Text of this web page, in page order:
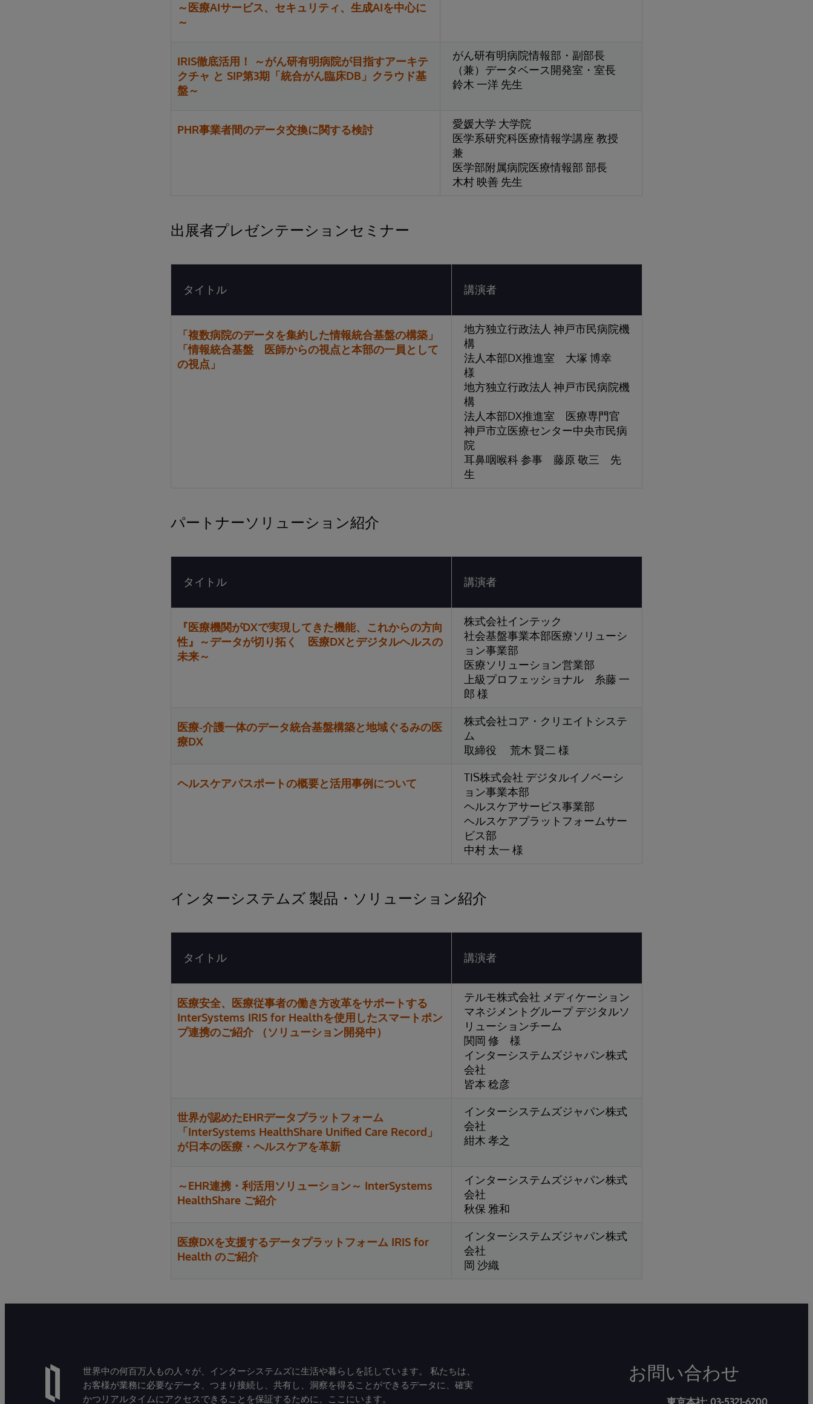
～医療AIサービス、セキュリティ、生成AIを中心に
～
IRIS徹底活用！ ～がん研有明病院が目指すアーキテ
クチャ と SIP第3期「統合がん臨床DB」クラウド基
盤～
がん研有明病院情報部・副部長
（兼）データベース開発室・室長
鈴木 一洋 先生
PHR事業者間のデータ交換に関する検討
愛媛大学 大学院
医学系研究科医療情報学講座 教授
兼
医学部附属病院医療情報部 部長
木村 映善 先生
出展者プレゼンテーションセミナー
タイトル 講演者
「複数病院のデータを集約した情報統合基盤の構築」
「情報統合基盤 医師からの視点と本部の一員として
の視点」
地方独立行政法人 神戸市民病院機
構
法人本部DX推進室 大塚 博幸
様
地方独立行政法人 神戸市民病院機
構
法人本部DX推進室 医療専門官
神戸市立医療センター中央市民病
院
耳鼻咽喉科 参事 藤原 敬三 先
生
パートナーソリューション紹介
タイトル 講演者
『医療機関がDXで実現してきた機能、これからの方向
性』～データが切り拓く 医療DXとデジタルヘルスの
未来～
株式会社インテック
社会基盤事業本部医療ソリューシ
ョン事業部
医療ソリューション営業部
上級プロフェッショナル 糸藤 一
郎 様
医療‐介護一体のデータ統合基盤構築と地域ぐるみの医
療DX
株式会社コア・クリエイトシステ
ム
取締役 荒木 賢二 様
ヘルスケアパスポートの概要と活用事例について
TIS株式会社 デジタルイノベーシ
ョン事業本部
ヘルスケアサービス事業部
ヘルスケアプラットフォームサー
ビス部
中村 太一 様
インターシステムズ 製品・ソリューション紹介
タイトル 講演者
医療安全、医療従事者の働き方改革をサポートする
InterSystems IRIS for Healthを使用したスマートポン
プ連携のご紹介 （ソリューション開発中）
テルモ株式会社 メディケーション
マネジメントグループ デジタルソ
リューションチーム
関岡 修 様
インターシステムズジャパン株式
会社
皆本 稔彦
世界が認めたEHRデータプラットフォーム
「InterSystems HealthShare Unified Care Record」
が日本の医療・ヘルスケアを革新
インターシステムズジャパン株式
会社
紺木 孝之
～EHR連携・利活用ソリューション～ InterSystems
HealthShare ご紹介
インターシステムズジャパン株式
会社
秋保 雅和
医療DXを支援するデータプラットフォーム IRIS for
Health のご紹介
インターシステムズジャパン株式
会社
岡 沙織
世界中の何百万人もの人々が、インターシステムズに生活や暮らしを託しています。 私たちは、
お客様が業務に必要なデータ、つまり接続し、共有し、洞察を得ることができるデータに、確実
かつリアルタイムにアクセスできることを保証するために、ここにいます。
お問い合わせ
東京本社: 03-5321-6200